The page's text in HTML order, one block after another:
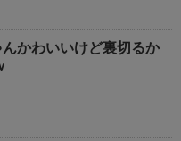
んかわいいけど裏切るか